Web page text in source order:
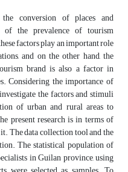
conversion of places and
the prevalence of tourism
factors play an important role
and on the other hand, the
brand is also a factor in
Considering the importance of
the factors and stimuli
of urban and rural areas to
present research is in terms of
The data collection tool and the
The statistical population of
in Guilan province, using